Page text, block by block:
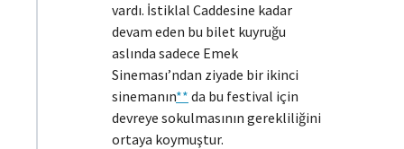
vardı. İstiklal Caddesine kadar
devam eden bu bilet kuyruğu
aslında sadece Emek
Sineması’ndan ziyade bir ikinci
sinemanın** da bu festival için
devreye sokulmasının gerekliliğini
ortaya koymuştur.